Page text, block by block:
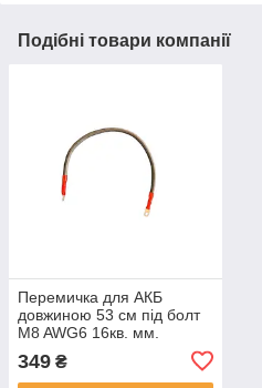
Подібні товари компанії
Перемичка для АКБ
довжиною 53 см під болт
M8 AWG6 16кв. мм.
349 ₴